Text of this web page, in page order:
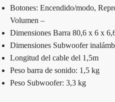
Botones: Encendido/modo,
Volumen –
Dimensiones Barra 80,6 x 6 x
Dimensiones Subwoofer
Longitud del cable del 1,5m
Peso barra de sonido: 1,5 kg
Peso Subwoofer: 3,3 kg